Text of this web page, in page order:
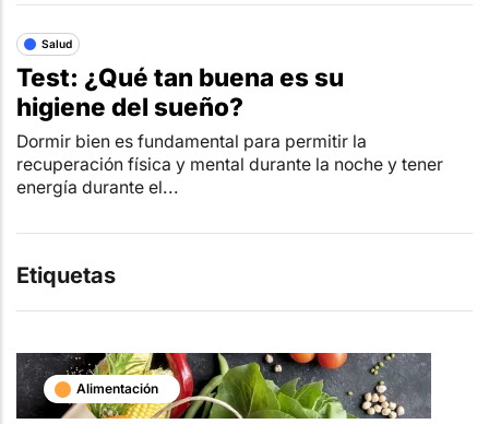
Salud
Test: ¿Qué tan buena es su
higiene del sueño?
Dormir bien es fundamental para permitir la
recuperación física y mental durante la noche y tener
energía durante el...
Etiquetas
Alimentación